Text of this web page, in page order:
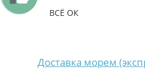
ВСЁ ОК
Доставка морем